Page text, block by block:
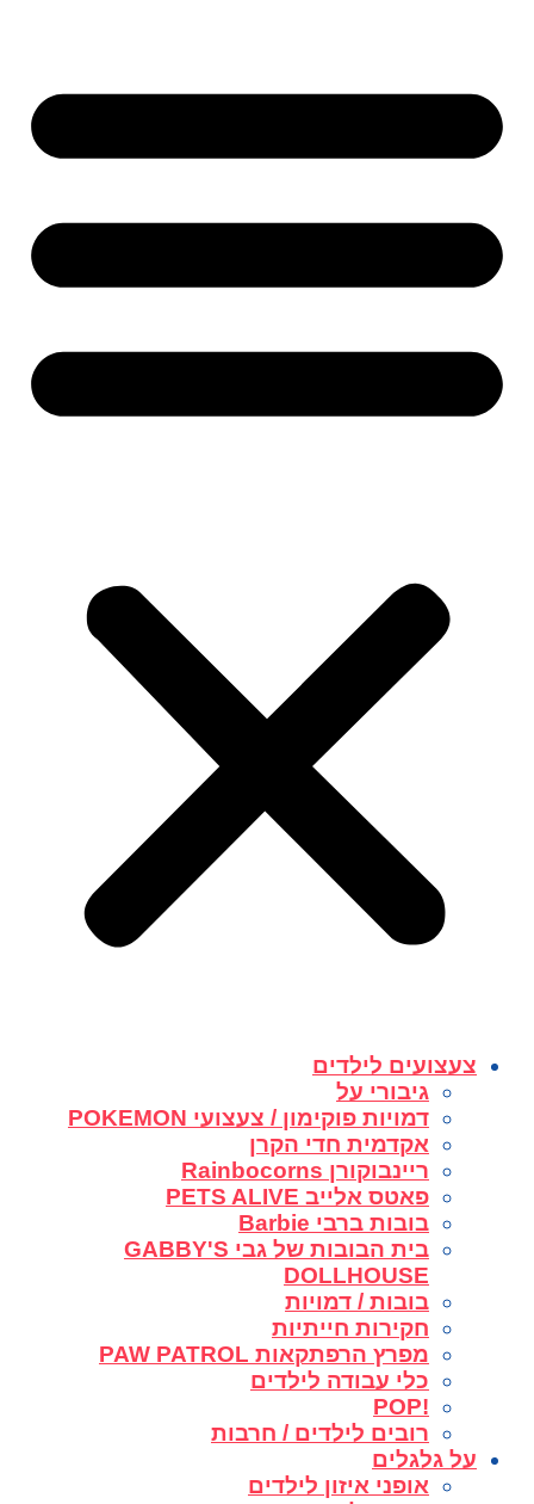
צעצועים לילדים
גיבורי על
דמויות פוקימון / צעצועי POKEMON
אקדמית חדי הקרן
ריינבוקורן Rainbocorns
פאטס אלייב PETS ALIVE
בובות ברבי Barbie
בית הבובות של גבי GABBY'S
DOLLHOUSE
בובות / דמויות
חקירות חייתיות
מפרץ הרפתקאות PAW PATROL
כלי עבודה לילדים
!POP
רובים לילדים / חרבות
על גלגלים
אופני איזון לילדים